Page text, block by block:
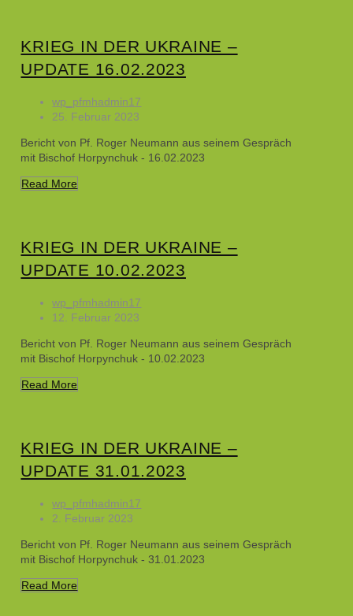
KRIEG IN DER UKRAINE –
UPDATE 16.02.2023
wp_pfmhadmin17
25. Februar 2023
Bericht von Pf. Roger Neumann aus seinem Gespräch
mit Bischof Horpynchuk - 16.02.2023
Read More
KRIEG IN DER UKRAINE –
UPDATE 10.02.2023
wp_pfmhadmin17
12. Februar 2023
Bericht von Pf. Roger Neumann aus seinem Gespräch
mit Bischof Horpynchuk - 10.02.2023
Read More
KRIEG IN DER UKRAINE –
UPDATE 31.01.2023
wp_pfmhadmin17
2. Februar 2023
Bericht von Pf. Roger Neumann aus seinem Gespräch
mit Bischof Horpynchuk - 31.01.2023
Read More